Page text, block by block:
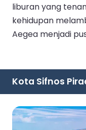
liburan yang
kehidupan
Aegea menjadi
Kota Sifnos